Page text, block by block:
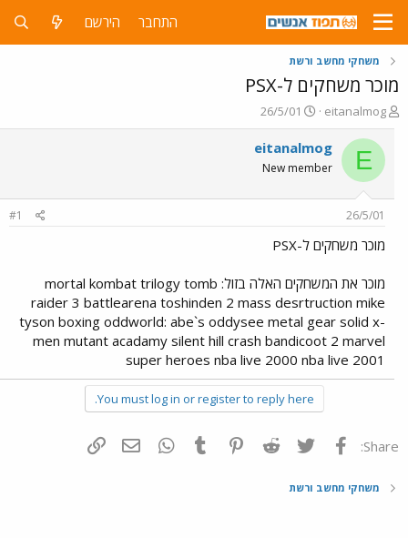
התחבר הירשם
משחקי מחשב ורשת
מוכר משחקים ל-PSX
פ
ו
ת
ח
ה
ש
א
eitanalmog
פ
ו
ר
ם
26/5/01
E
eitanalmog
New member
26/5/01
#1
מוכר משחקים ל-PSX
מוכר את המשחקים האלה בזול: mortal kombat trilogy tomb
raider 3 battlearena toshinden 2 mass desrtruction mike
tyson boxing oddworld: abe`s oddysee metal gear solid x-
men mutant acadamy silent hill crash bandicoot 2 marvel
super heroes nba live 2000 nba live 2001
You must log in or register to reply here.
Share: פייסבוק Twitter
Reddit
Pinterest
Tumblr
WhatsAppדואר אלקטרוני
משחקי מחשב ורשת